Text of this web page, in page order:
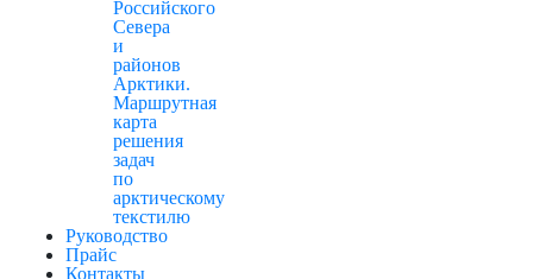
Российского
Севера
и
районов
Арктики.
Маршрутная
карта
решения
задач
по
арктическому
текстилю
Руководство
Прайс
Контакты